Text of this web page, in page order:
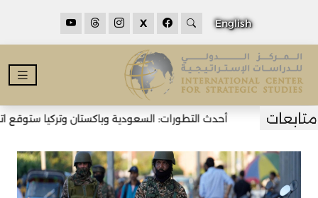
English
X
أحدث التطورات: السعودية وباكستان وتركيا ستوقع